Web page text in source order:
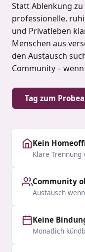
Statt Ablenkung
professionelle,
und Privatleben
Menschen aus
den Austausch
Community –
Tag zum
Kein
Klare
Community
Austausch
Keine
Monatlich